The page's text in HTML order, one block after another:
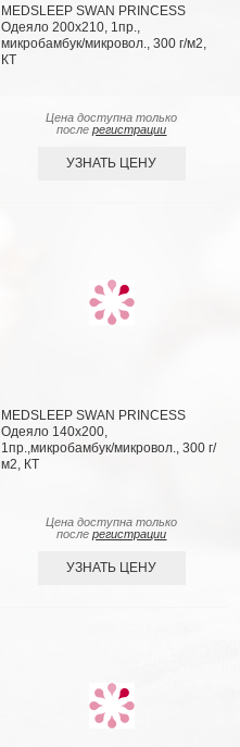
MEDSLEEP SWAN PRINCESS
Одеяло 200х210, 1пр.,
микробамбук/микровол., 300 г/м2,
КТ
Цена доступна только
послерегистрации
УЗНАТЬ ЦЕНУ
MEDSLEEP SWAN PRINCESS
Одеяло 140х200,
1пр.,микробамбук/микровол., 300 г/
м2, КТ
Цена доступна только
послерегистрации
УЗНАТЬ ЦЕНУ